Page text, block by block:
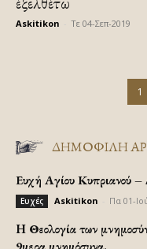
Askitikon Τε 04-Σεπ-2019
1
ΔΗΜΟΦΙΛΗ
Ευχή Αγίου Κυπριανού
Ευχές Askitikon Πα 01-
H Θεολογία των